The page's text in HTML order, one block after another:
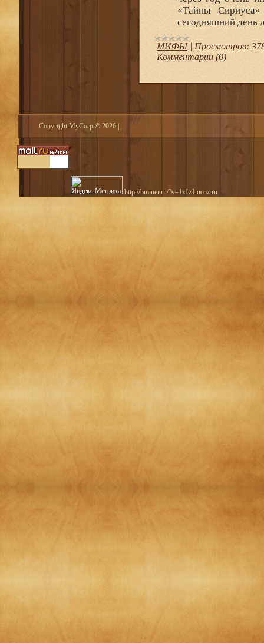
«Тайны
сегодняшний день
МИФЫ| Просмотров:
Комментарии (0)
Copyright MyCorp © 2026
http://bminer.ru/?s=1z1z1.ucoz.ru